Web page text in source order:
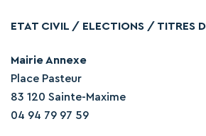
ETAT CIVIL / ELECTIONS / TITRES
Mairie Annexe
Place Pasteur
83 120 Sainte-Maxime
04 94 79 97 59